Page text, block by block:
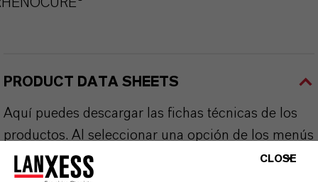
PRODUCT DATA SHEETS
Aquí puedes descargar las fichas técnicas de los
productos. Al seleccionar una opción de los menús
desplegables, aparecerán los enlaces de descarga.
CLOSE